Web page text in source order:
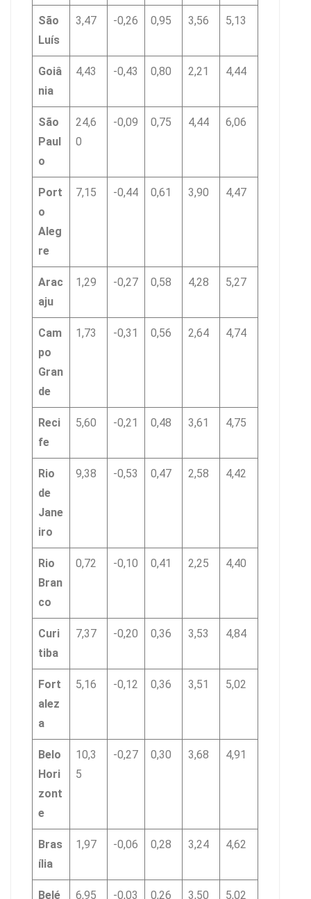
São
Luís
3,47 -0,26 0,95 3,56 5,13
Goiâ
nia
4,43 -0,43 0,80 2,21 4,44
São
Paul
o
24,6
0
-0,09 0,75 4,44 6,06
Port
o
Aleg
re
7,15 -0,44 0,61 3,90 4,47
Arac
aju
1,29 -0,27 0,58 4,28 5,27
Cam
po
Gran
de
1,73 -0,31 0,56 2,64 4,74
Reci
fe
5,60 -0,21 0,48 3,61 4,75
Rio
de
Jane
iro
9,38 -0,53 0,47 2,58 4,42
Rio
Bran
co
0,72 -0,10 0,41 2,25 4,40
Curi
tiba
7,37 -0,20 0,36 3,53 4,84
Fort
alez
a
5,16 -0,12 0,36 3,51 5,02
Belo
Hori
zont
e
10,3
5
-0,27 0,30 3,68 4,91
Bras
ília
1,97 -0,06 0,28 3,24 4,62
Belé 6,95 -0,03 0,26 3,50 5,02